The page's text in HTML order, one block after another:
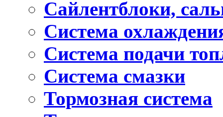
Сайлентблоки,
Система
Система подачи
Система смазки
Тормозная система